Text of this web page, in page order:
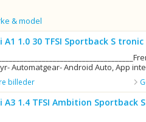
& model
A1 1.0 30 TFSI Sportback S tronic
Automatgear- Android Auto, App
billeder
A3 1.4 TFSI Ambition Sportback